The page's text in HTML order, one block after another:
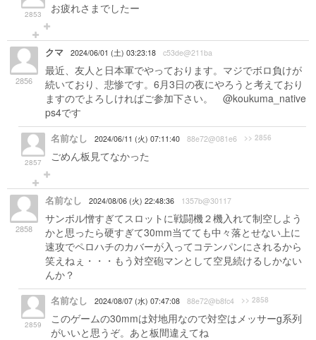
2853 お疲れさまでしたー
2856
クマ 2024/06/01 (土) 03:23:18 c53de@211ba
最近、友人と日本軍でやっております。マジでボロ負けが
続いており、悲惨です。6月3日の夜にやろうと考えており
ますのでよろしければご参加下さい。 @koukuma_native
ps4です
2857
名前なし 2024/06/11 (火) 07:11:40 88e72@081e6 >> 2856
ごめん板見てなかった
2858
名前なし 2024/08/06 (火) 22:48:36 1357b@30117
サンボル憎すぎてスロットに戦闘機２機入れて制空しよう
かと思ったら硬すぎて30mm当てても中々落とせない上に
速攻でペロハチのカバーが入ってコテンパンにされるから
笑えねぇ・・・もう対空砲マンとして空見続けるしかない
んか？
2859
名前なし 2024/08/07 (水) 07:47:08 88e72@b8fc4 >> 2858
このゲームの30mmは対地用なので対空はメッサーg系列
がいいと思うぞ。あと板間違えてね